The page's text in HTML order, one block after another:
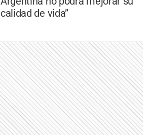
calidad de vida”